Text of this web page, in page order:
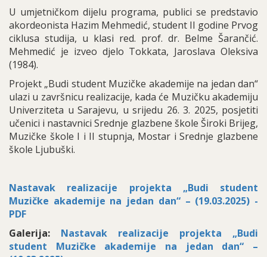
U umjetničkom dijelu programa, publici se predstavio
akordeonista Hazim Mehmedić, student II godine Prvog
ciklusa studija, u klasi red. prof. dr. Belme Šarančić.
Mehmedić je izveo djelo Tokkata, Jaroslava Oleksiva
(1984).
Projekt „Budi student Muzičke akademije na jedan dan“
ulazi u završnicu realizacije, kada će Muzičku akademiju
Univerziteta u Sarajevu, u srijedu 26. 3. 2025, posjetiti
učenici i nastavnici Srednje glazbene škole Široki Brijeg,
Muzičke škole I i II stupnja, Mostar i Srednje glazbene
škole Ljubuški.
Nastavak realizacije projekta „Budi student
Muzičke akademije na jedan dan“ – (19.03.2025) -
PDF
Galerija: Nastavak realizacije projekta „Budi
student Muzičke akademije na jedan dan“ –